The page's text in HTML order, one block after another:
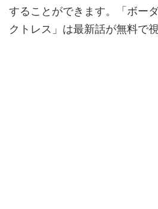
することができます。「ボー
クトレス」は最新話が無料で